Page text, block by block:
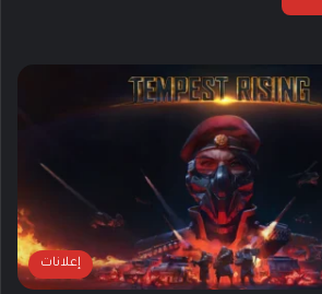
إعلانات